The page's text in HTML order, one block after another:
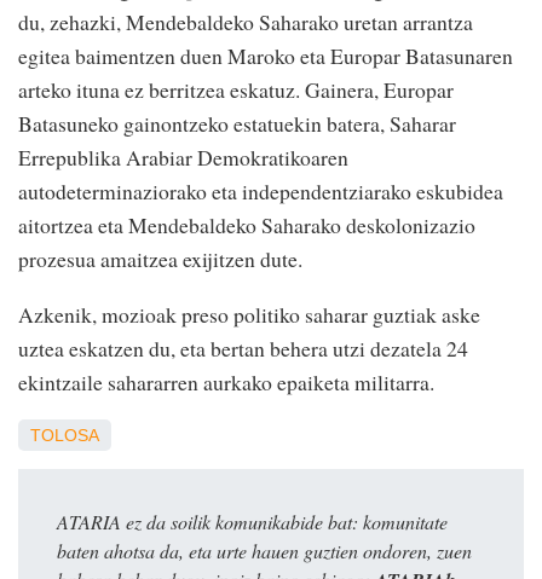
du, zehazki, Mendebaldeko Saharako uretan arrantza
egitea baimentzen duen Maroko eta Europar Batasunaren
arteko ituna ez berritzea eskatuz. Gainera, Europar
Batasuneko gainontzeko estatuekin batera, Saharar
Errepublika Arabiar Demokratikoaren
autodeterminaziorako eta independentziarako eskubidea
aitortzea eta Mendebaldeko Saharako deskolonizazio
prozesua amaitzea exijitzen dute.
Azkenik, mozioak preso politiko saharar guztiak aske
uztea eskatzen du, eta bertan behera utzi dezatela 24
ekintzaile sahararren aurkako epaiketa militarra.
TOLOSA
ATARIA ez da soilik komunikabide bat: komunitate
baten ahotsa da, eta urte hauen guztien ondoren, zuen